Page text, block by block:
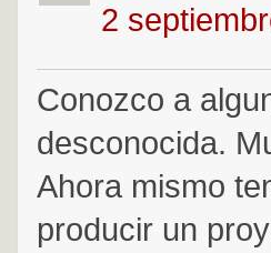
2
Conozco a
desconocida.
Ahora mismo
producir un